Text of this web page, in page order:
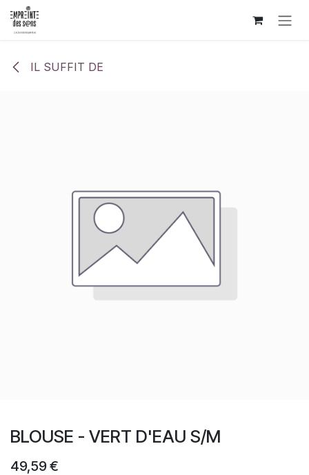
Se rendre au contenu
IL SUFFIT DE
BLOUSE - VERT D'EAU S/M
49,59€